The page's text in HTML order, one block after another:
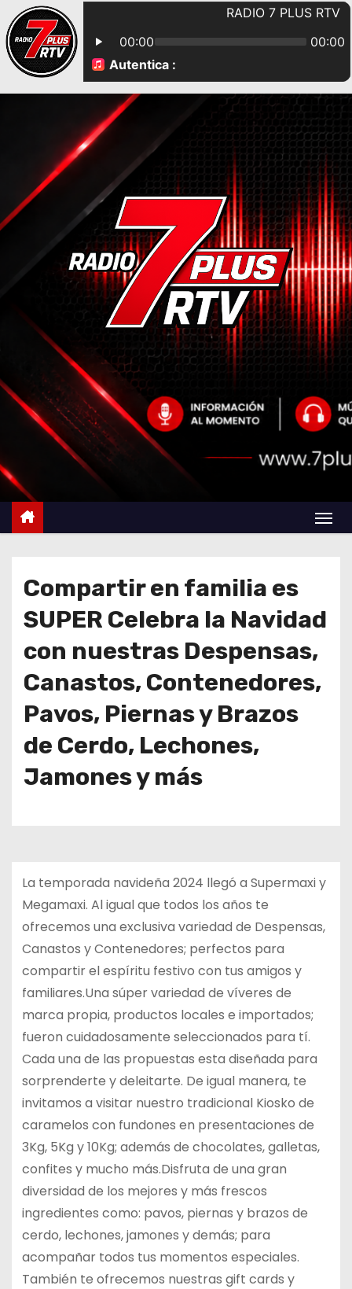
Compartir en familia es
SUPER Celebra la Navidad
con nuestras Despensas,
Canastos, Contenedores,
Pavos, Piernas y Brazos
de Cerdo, Lechones,
Jamones y más
La temporada navideña 2024 llegó a Supermaxi y
Megamaxi. Al igual que todos los años te
ofrecemos una exclusiva variedad de Despensas,
Canastos y Contenedores; perfectos para
compartir el espíritu festivo con tus amigos y
familiares.Una súper variedad de víveres de
marca propia, productos locales e importados;
fueron cuidadosamente seleccionados para tí.
Cada una de las propuestas esta diseñada para
sorprenderte y deleitarte. De igual manera, te
invitamos a visitar nuestro tradicional Kiosko de
caramelos con fundones en presentaciones de
3Kg, 5Kg y 10Kg; además de chocolates, galletas,
confites y mucho más.Disfruta de una gran
diversidad de los mejores y más frescos
ingredientes como: pavos, piernas y brazos de
cerdo, lechones, jamones y demás; para
acompañar todos tus momentos especiales.
También te ofrecemos nuestras gift cards y